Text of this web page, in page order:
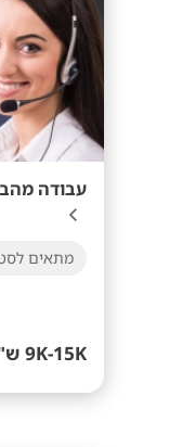
עבודה
מתאים
9K-15K ש"ח